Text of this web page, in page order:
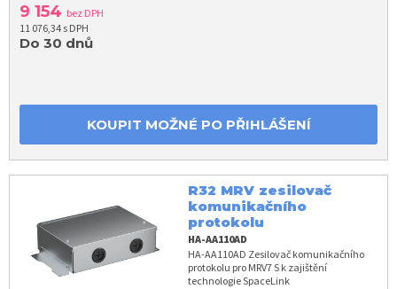
9 154 bez DPH
11 076,34 s DPH
Do 30 dnů
KOUPIT MOŽNÉ PO PŘIHLÁŠENÍ
R32 MRV zesilovač
komunikačního
protokolu
HA-AA110AD
HA-AA110AD Zesilovač komunikačního
protokolu pro MRV7 S k zajištění
technologie SpaceLink